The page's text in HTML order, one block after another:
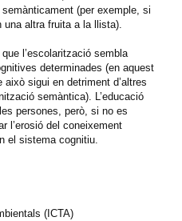
(per exemple, si
una altra fruita a la llista).
l’escolarització sembla
determinades (en aquest
sigui en detriment d’altres
semàntica). L’educació
persones, però, si no es
l’erosió del coneixement
el sistema cognitiu.
(ICTA)